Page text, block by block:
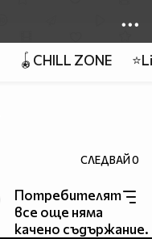
🪀CHILL ZONE
СЛЕДВАЙ0
Потребителят
все още няма
качено съдържание.